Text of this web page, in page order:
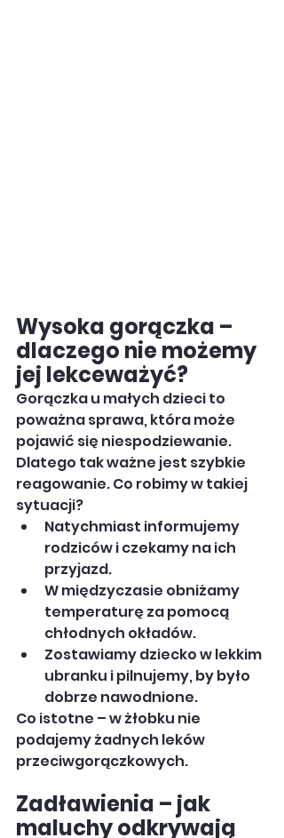
Wysoka gorączka –
dlaczego nie możemy
jej lekceważyć?
Gorączka u małych dzieci to
poważna sprawa, która może
pojawić się niespodziewanie.
Dlatego tak ważne jest szybkie
reagowanie. Co robimy w takiej
sytuacji?
Natychmiast informujemy
rodziców i czekamy na ich
przyjazd.
W międzyczasie obniżamy
temperaturę za pomocą
chłodnych okładów.
Zostawiamy dziecko w lekkim
ubranku i pilnujemy, by było
dobrze nawodnione.
Co istotne – w żłobku nie
podajemy żadnych leków
przeciwgorączkowych.
Zadławienia – jak
maluchy odkrywają